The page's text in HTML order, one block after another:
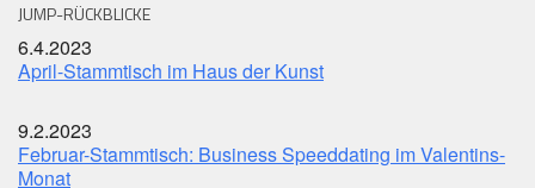
JUMP-RÜCKBLICKE
6.4.2023
April-Stammtisch im Haus der Kunst
9.2.2023
Februar-Stammtisch: Business Speeddating im Valentins-
Monat